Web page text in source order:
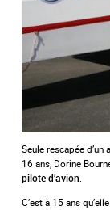
Seule rescapée d’un
16 ans, Dorine
pilote d’avion.
C’est à 15 ans